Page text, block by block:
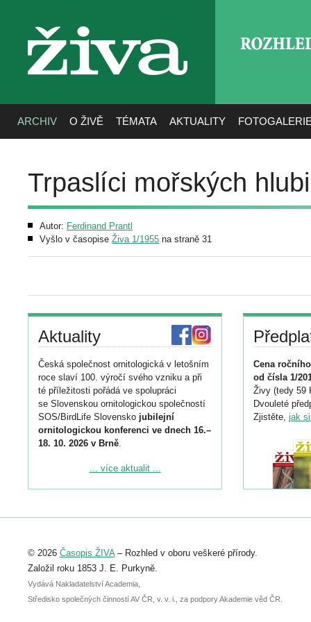
živa
ARCHIV O ŽIVĚ TÉMATA AKTUALITY
Trpaslíci mořských
Autor: Ferdinand Prantl
Vyšlo v časopise Živa 1/1955 na straně 31
Aktuality
Česká společnost ornitologická v letošním
roce slaví 100. výročí svého vzniku a při
té příležitosti pořádá ve spolupráci
se Slovenskou ornitologickou společností
SOS/BirdLife Slovensko jubilejní
ornitologickou konferenci ve dnech 16.–
18. 10. 2026 v Brně.
Podrobnější informace ke konferenci
Registrovat se můžete do 6. září.
abstraktu přihlášené přednášky nebo
posteru je už 30. června.
... více aktualit ...
Cena
od čísla 1/
Živy (tedy 59
Dvouleté
Zjistěte, jak
© 2026 Časopis ŽIVA– Rozhled v oboru veškeré přírody.
Založil roku 1853 J. E. Purkyně.
Vydává Nakladatelství Academia,
Středisko společných činností AV ČR, v. v. i., za podpory Akademie věd ČR.